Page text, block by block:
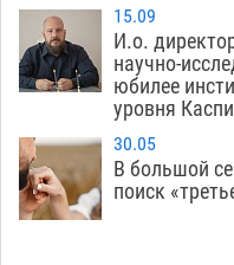
15.09
И.о.
научно-
юбилее
уровня
30.05
В большой
поиск